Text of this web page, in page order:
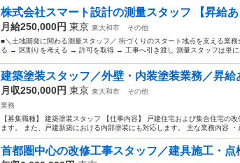
株式会社スマート設計の測量スタッフ 【昇給あ
月給250,000円 東京 東大和市
その他
■＼土地開発に関わる測量スタッフ／ 街づくりのスタート地点を支える業
る → 区割りを考える → 許可を取得 → 工事へ引き渡し 測量スタッフは単に
建築塗装スタッフ／外壁・内装塗装業務／昇
月収250,000円 東京 東大和市
その他
業務
【募集職種】 建築塗装スタッフ 【仕事内容】 戸建住宅および集合住宅の
ます。 また、戸建新築における内部塗装にも対応します。 主な業務内容 ・
首都圏中心の改修工事スタッフ／建具施工・